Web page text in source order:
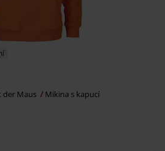
der Maus Mikina s kapucí